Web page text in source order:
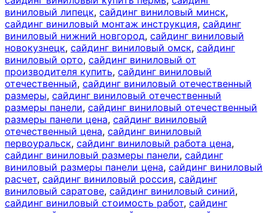
виниловый липецк, сайдинг виниловый минск,
сайдинг виниловый монтаж инструкция, сайдинг
виниловый нижний новгород, сайдинг виниловый
новокузнецк, сайдинг виниловый омск, сайдинг
виниловый орто, сайдинг виниловый от
производителя купить, сайдинг виниловый
отечественный, сайдинг виниловый отечественный
размеры, сайдинг виниловый отечественный
размеры панели, сайдинг виниловый отечественный
размеры панели цена, сайдинг виниловый
отечественный цена, сайдинг виниловый
первоуральск, сайдинг виниловый работа цена,
сайдинг виниловый размеры панели, сайдинг
виниловый размеры панели цена, сайдинг виниловый
расчет, сайдинг виниловый россия, сайдинг
виниловый саратове, сайдинг виниловый синий,
сайдинг виниловый стоимость работ, сайдинг